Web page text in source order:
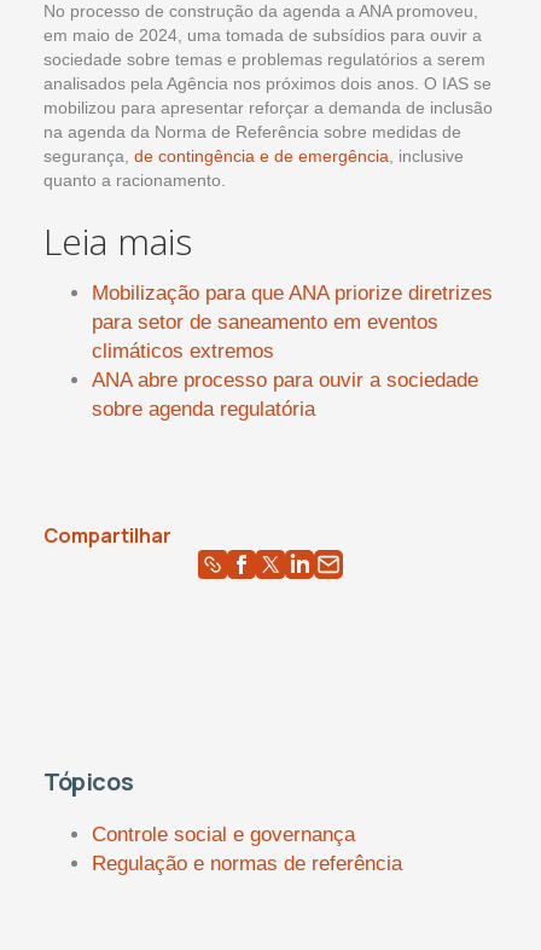
No processo de construção da agenda a ANA promoveu,
em maio de 2024, uma tomada de subsídios para ouvir a
sociedade sobre temas e problemas regulatórios a serem
analisados pela Agência nos próximos dois anos. O IAS se
mobilizou para apresentar reforçar a demanda de inclusão
na agenda da Norma de Referência sobre medidas de
segurança, de contingência e de emergência , inclusive
quanto a racionamento.
Leia mais
Mobilização para que ANA priorize diretrizes
para setor de saneamento em eventos
climáticos extremos
ANA abre processo para ouvir a sociedade
sobre agenda regulatória
Compartilhar
Tópicos
Controle social e governança
Regulação e normas de referência